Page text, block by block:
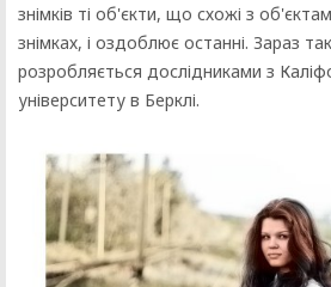
знімків ті об'єкти, що схожі з
знімках, і оздоблює останні. Зараз
розробляється дослідниками з
університету в Берклі.